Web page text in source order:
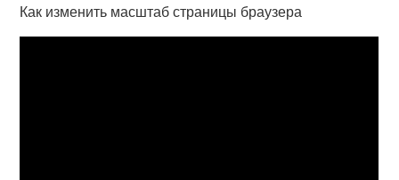
Как изменить масштаб страницы браузера